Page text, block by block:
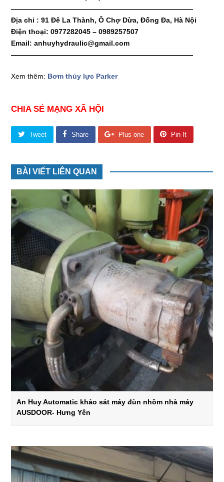
——————————————————————————
Địa chỉ : 91 Đê La Thành, Ô Chợ Dừa, Đống Đa, Hà Nội
Điện thoại: 0977282045 – 0989257507
Email: anhuyhydraulic@gmail.com
——————————————————————————
Xem thêm: Bơm thủy lực Parker
CHIA SẺ MẠNG XÃ HỘI
Tweet Share Plus one Pin It
BÀI VIẾT LIÊN QUAN
An Huy Automatic khảo sát máy đùn nhôm nhà máy
AUSDOOR- Hưng Yên